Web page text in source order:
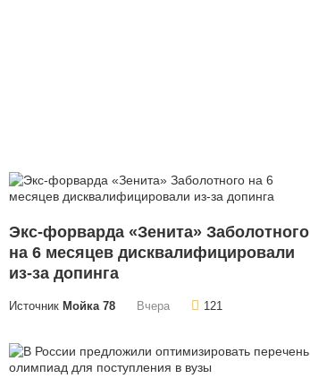
Экс-форварда «Зенита» Заболотного
на 6 месяцев дисквалифицировали
из-за допинга
Источник Мойка 78 Вчера 121